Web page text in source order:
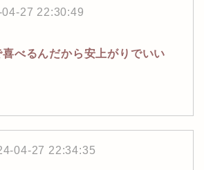
27 22:30:49
喜べるんだから安上がりでいい
04-27 22:34:35